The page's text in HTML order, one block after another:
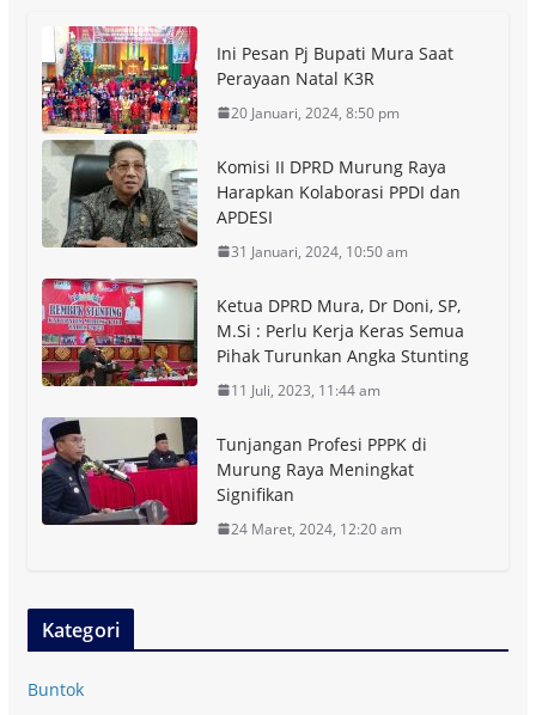
Ini Pesan Pj Bupati Mura Saat
Perayaan Natal K3R
20 Januari, 2024, 8:50 pm
Komisi II DPRD Murung Raya
Harapkan Kolaborasi PPDI dan
APDESI
31 Januari, 2024, 10:50 am
Ketua DPRD Mura, Dr Doni, SP,
M.Si : Perlu Kerja Keras Semua
Pihak Turunkan Angka Stunting
11 Juli, 2023, 11:44 am
Tunjangan Profesi PPPK di
Murung Raya Meningkat
Signifikan
24 Maret, 2024, 12:20 am
Kategori
Buntok